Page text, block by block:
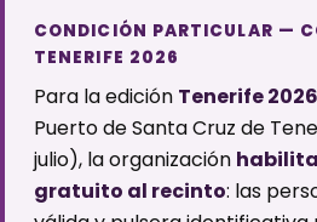
CONDICIÓN PARTICULAR —
TENERIFE 2026
Para la edición Tenerife 2026
Puerto de Santa Cruz de
julio), la organización
gratuito al recinto: las